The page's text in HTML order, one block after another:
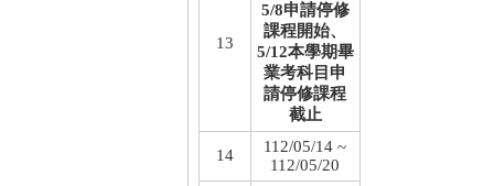
13
5/8申請停修
課程開始、
5/12本學期畢
業考科目申
請停修課程
截止
14
112/05/14 ~
112/05/20